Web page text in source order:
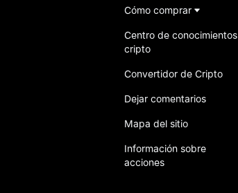
Cómo comprar
Centro de conocimientos
cripto
Convertidor de Cripto
Dejar comentarios
Mapa del sitio
Información sobre
acciones